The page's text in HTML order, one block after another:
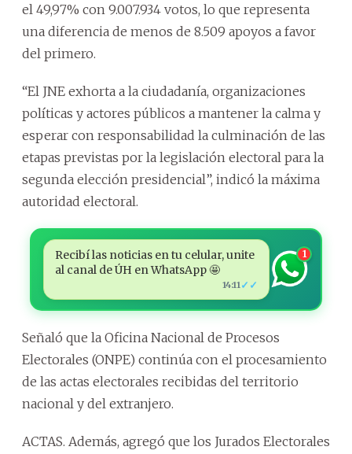
el 49,97% con 9.007.934 votos, lo que representa
una diferencia de menos de 8.509 apoyos a favor
del primero.
“El JNE exhorta a la ciudadanía, organizaciones
políticas y actores públicos a mantener la calma y
esperar con responsabilidad la culminación de las
etapas previstas por la legislación electoral para la
segunda elección presidencial”, indicó la máxima
autoridad electoral.
Recibí las noticias en tu celular, unite
al canal de ÚH en WhatsApp 🤩
14:11 ✓✓
1
Señaló que la Oficina Nacional de Procesos
Electorales (ONPE) continúa con el procesamiento
de las actas electorales recibidas del territorio
nacional y del extranjero.
ACTAS. Además, agregó que los Jurados Electorales